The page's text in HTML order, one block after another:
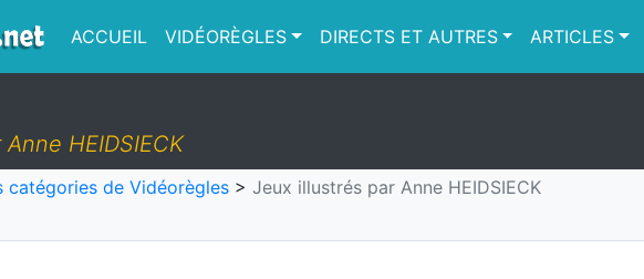
ACCUEIL VIDÉORÈGLES DIRECTS ET AUTRES ARTICLES
HEIDSIECK
catégories de Vidéorègles > Jeux illustrés par Anne HEIDSIECK